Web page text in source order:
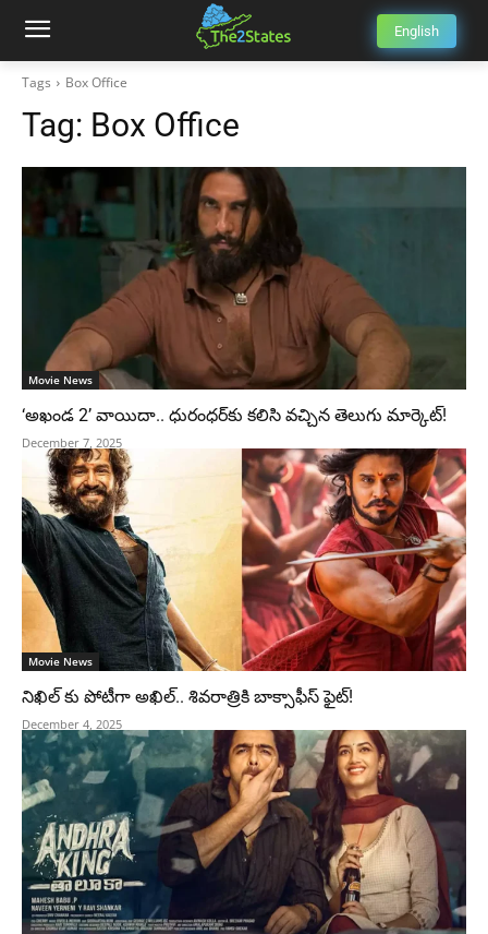
English
Tags Box Office
Tag: Box Office
Movie News
‘అఖండ 2’ వాయిదా.. ధురంధర్‌కు కలిసి వచ్చిన తెలుగు మార్కెట్!
December 7, 2025
Movie News
నిఖిల్ కు పోటీగా అఖిల్.. శివరాత్రికి బాక్సాఫీస్ ఫైట్!
December 4, 2025